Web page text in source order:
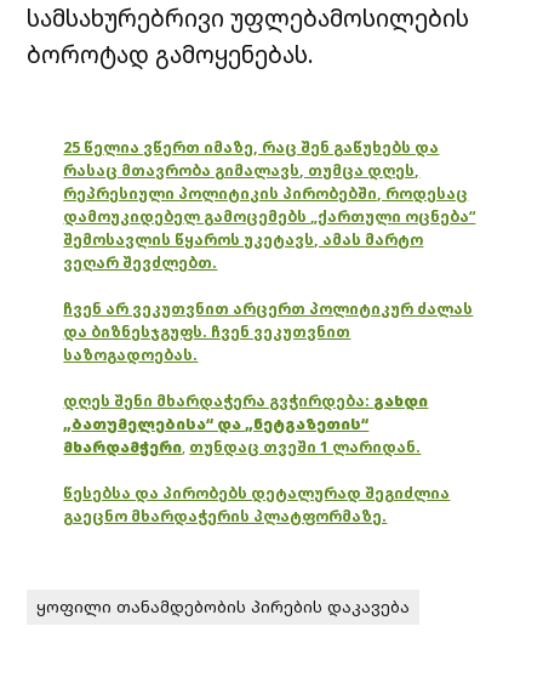
სამსახურებრივი უფლებამოსილების
ბოროტად გამოყენებას.
25 წელია ვწერთ იმაზე, რაც შენ გაწუხებს და
რასაც მთავრობა გიმალავს, თუმცა დღეს,
რეპრესიული პოლიტიკის პირობებში, როდესაც
დამოუკიდებელ გამოცემებს „ქართული ოცნება“
შემოსავლის წყაროს უკეტავს, ამას მარტო
ვეღარ შევძლებთ.
ჩვენ არ ვეკუთვნით არცერთ პოლიტიკურ ძალას
და ბიზნესჯგუფს. ჩვენ ვეკუთვნით
საზოგადოებას.
დღეს შენი მხარდაჭერა გვჭირდება: გახდი
„ბათუმელებისა“ და „ნეტგაზეთის“
მხარდამჭერი, თუნდაც თვეში 1 ლარიდან.
წესებსა და პირობებს დეტალურად შეგიძლია
გაეცნო მხარდაჭერის პლატფორმაზე.
ყოფილი თანამდებობის პირების დაკავება